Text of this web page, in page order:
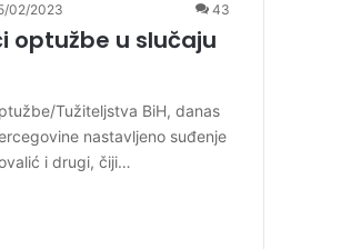
02/2023 43
optužbe u slučaju
Tužiteljstva BiH, danas
nastavljeno suđenje
i drugi, čiji…